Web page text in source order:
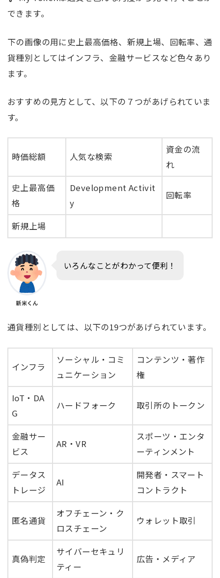
できます。
下の画像の用に史上最高価格、新規上場、回転率、通
貨種別としてはインフラ、金融サービスなど色々あり
ます。
おすすめの見方として、以下の７つがあげられていま
す。
時価総額 人気な検索
資金の流
れ
史上最高価
格
Development Activit
y
回転率
新規上場
新米くん
いろんなことがわかって便利！
通貨種別としては、以下の19つがあげられています。
インフラ
ソーシャル・コミ
ュニケーション
コンテンツ・著作
権
IoT・DA
G
ハードフォーク 取引所のトークン
金融サー
ビス
AR・VR
スポーツ・エンタ
ーティンメント
データス
トレージ
AI
開発者・スマート
コントラクト
匿名通貨
オフチェーン・ク
ロスチェーン
ウォレット取引
真偽判定
サイバーセキュリ
ティー
広告・メディア